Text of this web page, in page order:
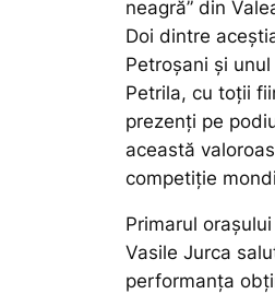
neagră” din
Doi dintre
Petroșani și unul
Petrila, cu toții
prezenți pe
această
competiție
Primarul
Vasile Jurca
performanța